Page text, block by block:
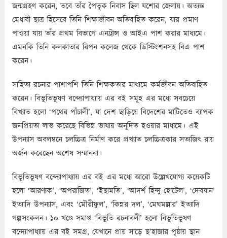
জন্মগ্রহণ করেন, তবে তাঁর পৈতৃক নিবাস ছিল যশোর জেলায়। অত্যন্ত
মেধাবী ছাত্র হিসেবে তিনি শিক্ষাজীবন অতিবাহিত করেন, যার প্রমাণ
পাওয়া যায় তাঁর প্রথম বিভাগে এনট্রান্স ও আইএ পাশ করার মাধ্যমে।
এমনকি তিনি কলকাতার রিপন কলেজ থেকে ডিস্টিংশনসহ বিএ পাশ
করেন।
সাহিত্য রচনার পাশাপশি তিনি শিক্ষকতার মাধ্যমে কর্মজীবন অতিবাহিত
করেন। বিভূতিভূষণ বন্দ্যোপাধ্যায় এর বই সমূহ এর মধ্যে সবচেয়ে
বিখ্যাত হলো ‘পথের পাঁচালী’, যা দেশ ছাড়িয়ে বিদেশের মাটিতেও ব্যাপক
জনপ্রিয়তা লাভ করেছে বিভিন্ন ভাষায় অনূদিত হওয়ার মাধ্যমে। এই
উপন্যাস অবলম্বনে চলচ্চিত্র নির্মাণ করে প্রখ্যাত চলচ্চিত্রকার সত্যজিৎ রায়
অর্জন করেছেন অশেষ সম্মাননা।
বিভূতিভূষণ বন্দ্যোপাধ্যায় এর বই এর মধ্যে আরো উল্লেখযোগ্য কয়েকটি
হলো ‘আরণ্যক’, ‘অপরাজিত’, ‘ইছামতি’, ‘আদর্শ হিন্দু হোটেল’, ‘দেবযান’
ইত্যাদি উপন্যাস, এবং ‘মৌরীফুল’, ‘কিন্নর দল’, ‘মেঘমল্লার’ ইত্যাদি
গল্পসংকলন। ১০ খণ্ডে সমাপ্ত ‘বিভূতি রচনাবলী’ হলো বিভূতিভূষণ
বন্দ্যোপাধ্যায় এর বই সমগ্র, যেখানে প্রায় সাড়ে ছ’হাজার পৃষ্ঠায় স্থান